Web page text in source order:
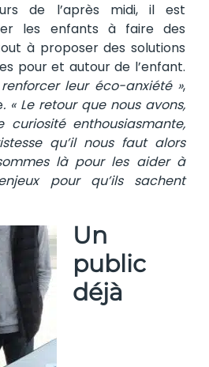
de l’après midi, il est
les enfants à faire des
à proposer des solutions
pour et autour de l’enfant.
leur éco-anxiété »,
. « Le retour que nous avons,
enthousiasmante,
qu’il nous faut alors
là pour les aider à
pour qu’ils sachent
Un
public
déjà